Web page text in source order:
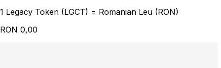
1 Legacy Token (LGCT) = Romanian Leu (RON)
RON 0,00